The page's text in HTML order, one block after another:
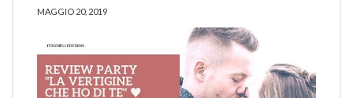
MAGGIO 20, 2019